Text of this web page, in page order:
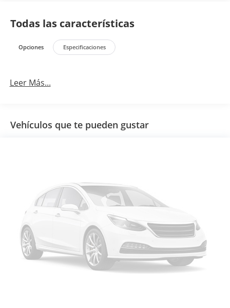
Todas las características
Opciones Especificaciones
Leer Más...
Vehículos que te pueden gustar